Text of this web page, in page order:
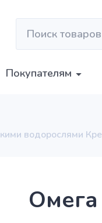
Покупателям
водорослями
Омега